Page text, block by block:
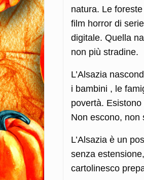
natura. Le
film horror di
digitale. Quella
non più stradine.
L’Alsazia
i bambini , le
povertà.
Non escono, non
L’Alsazia è un
senza
cartolinesco